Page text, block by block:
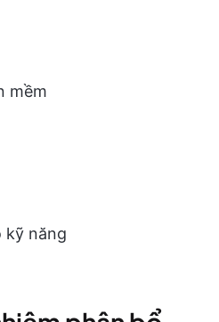
mềm
kỹ năng